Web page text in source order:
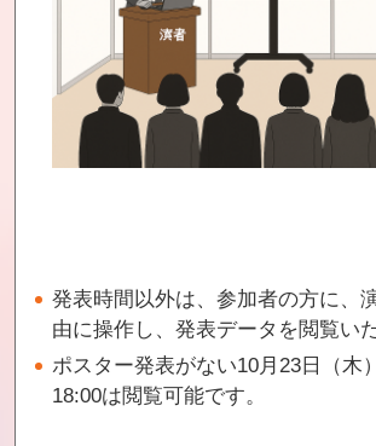
発表時間以外は、参加者の方に、
由に操作し、発表データを閲覧い
ポスター発表がない10月23日（木
18:00は閲覧可能です。